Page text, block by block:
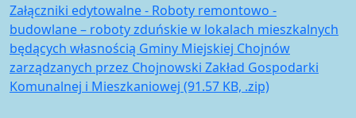
Załączniki edytowalne - Roboty remontowo -
budowlane – roboty zduńskie w lokalach mieszkalnych
będących własnością Gminy Miejskiej Chojnów
zarządzanych przez Chojnowski Zakład Gospodarki
Komunalnej i Mieszkaniowej (91.57 KB, .zip)